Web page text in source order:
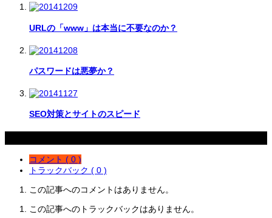
URLの「www」は本当に不要なのか？
パスワードは悪夢か？
SEO対策とサイトのスピード
コメント ( 0 )
トラックバック ( 0 )
この記事へのコメントはありません。
この記事へのトラックバックはありません。